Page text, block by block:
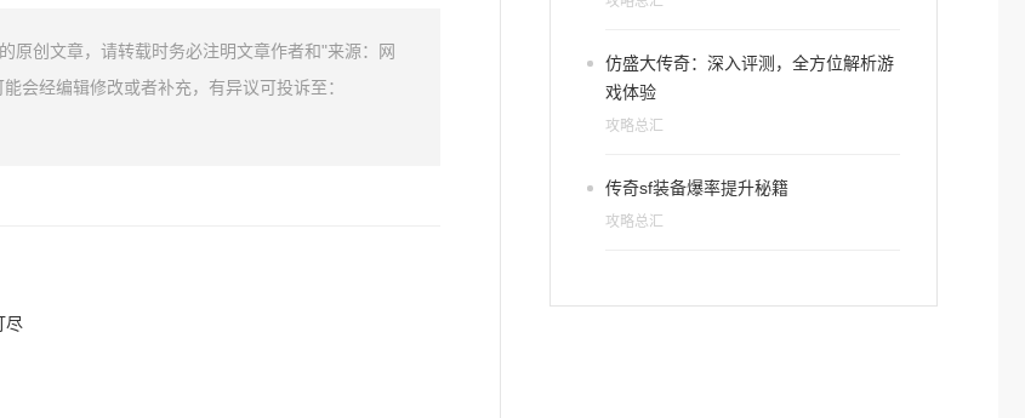
原创文章，请转载时务必注明文章作者和"来源：网
会经编辑修改或者补充，有异议可投诉至：
尽
仿盛大传奇：深入评测，全方位解析游
戏体验
攻略总汇
传奇sf装备爆率提升秘籍
攻略总汇